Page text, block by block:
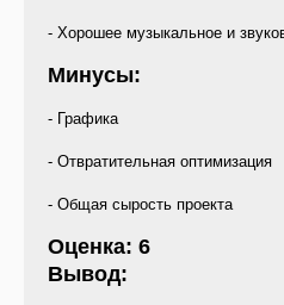
- Хорошее музыкальное и
Минусы:
- Графика
- Отвратительная оптимизация
- Общая сырость проекта
Оценка: 6
Вывод: